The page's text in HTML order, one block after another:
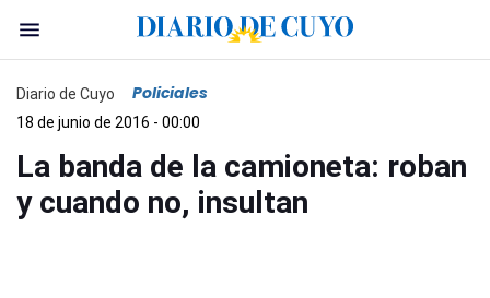
Diario de Cuyo Policiales
18 de junio de 2016 - 00:00
La banda de la camioneta: roban
y cuando no, insultan